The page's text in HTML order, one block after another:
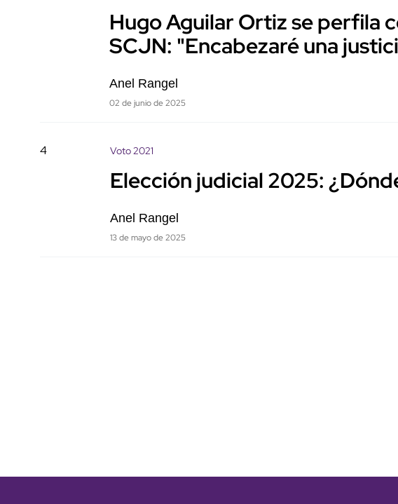
Hugo Aguilar Ortiz se perfila
SCJN: "Encabezaré una
Anel Rangel
02 de junio de 2025
4 Voto 2021
Elección judicial 2025:
Anel Rangel
13 de mayo de 2025